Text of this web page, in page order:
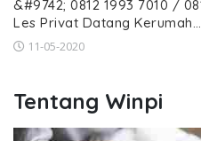
&#9742; 0812 1993 7010 /
Les Privat Datang Kerumah…
11-05-2020
Tentang Winpi